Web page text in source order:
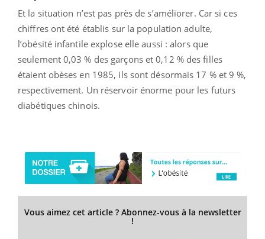
Et la situation n’est pas près de s’améliorer. Car si ces
chiffres ont été établis sur la population adulte,
l’obésité infantile explose elle aussi : alors que
seulement 0,03 % des garçons et 0,12 % des filles
étaient obèses en 1985, ils sont désormais 17 % et 9 %,
respectivement. Un réservoir énorme pour les futurs
diabétiques chinois.
Vous aimez cet article ? Abonnez-vous à la newsletter
!